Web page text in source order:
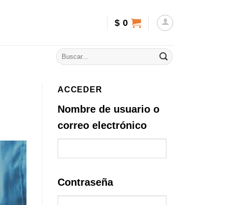
$ 0
ACCEDER
Nombre de usuario o
correo electrónico
Contraseña